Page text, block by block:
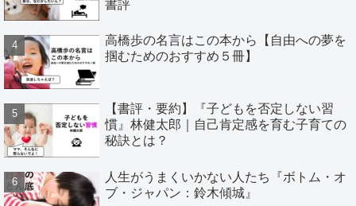
書評
高橋歩の名言はこの本から【自由への夢を
掴むためのおすすめ５冊】
【書評・要約】『子どもを否定しない習
慣』林健太郎｜自己肯定感を育む子育ての
秘訣とは？
人生がうまくいかない人たち『ボトム・オ
ブ・ジャパン：鈴木傾城』